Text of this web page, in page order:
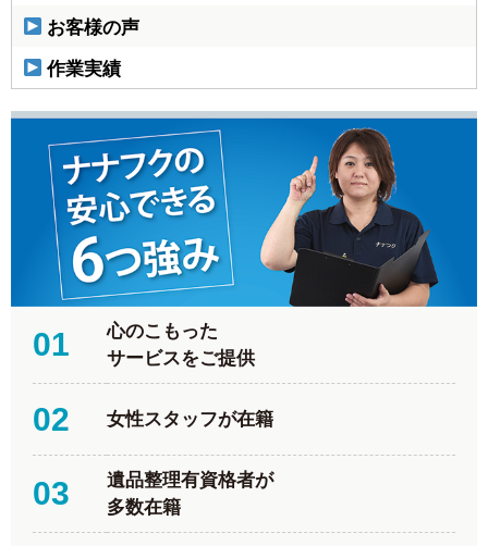
お客様の声
作業実績
01
心のこもった
サービスをご提供
02 女性スタッフが在籍
03
遺品整理有資格者が
多数在籍